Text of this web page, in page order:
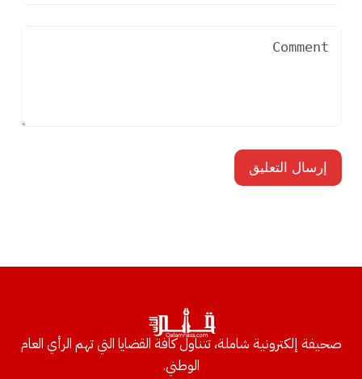
صحيفة إلكترونية شاملة، تتناول كافة القضايا التي تهم الرأي العام
الوطني.